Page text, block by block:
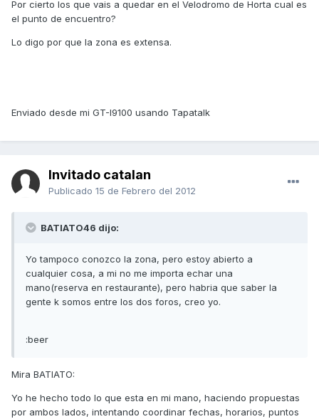
Por cierto los que vais a quedar en el Velodromo de Horta cual es
el punto de encuentro?
Lo digo por que la zona es extensa.
Enviado desde mi GT-I9100 usando Tapatalk
Invitado catalan
Publicado 15 de Febrero del 2012
BATIATO46 dijo:
Yo tampoco conozco la zona, pero estoy abierto a
cualquier cosa, a mi no me importa echar una
mano(reserva en restaurante), pero habria que saber la
gente k somos entre los dos foros, creo yo.
:beer
Mira BATIATO:
Yo he hecho todo lo que esta en mi mano, haciendo propuestas
por ambos lados, intentando coordinar fechas, horarios, puntos